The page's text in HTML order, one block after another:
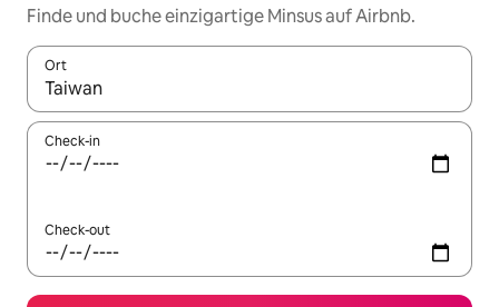
Finde und buche einzigartige Minsus auf Airbnb.
Ort
Wenn Ergebnisse verfügbar sind, navigiere mit den
Check-in
Check-out